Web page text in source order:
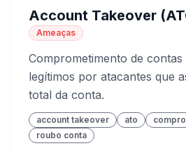
Account Takeover
Ameaças
Comprometimento de contas
legítimos por atacantes que
total da conta.
account takeover ato
roubo conta